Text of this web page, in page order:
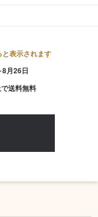
表示されます
8月26日
送料無料